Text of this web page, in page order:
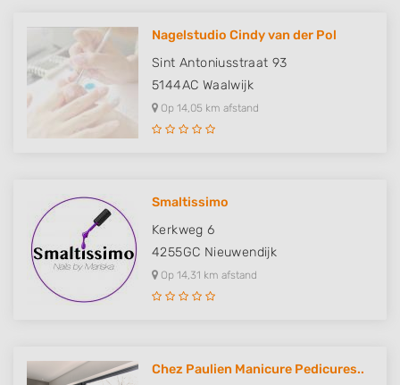
Nagelstudio Cindy van der Pol
Sint Antoniusstraat 93
5144AC Waalwijk
Op 14,05 km afstand
Smaltissimo
Kerkweg 6
4255GC Nieuwendijk
Op 14,31 km afstand
Chez Paulien Manicure Pedicures..
Use profiles to select personalised content
Measure advertising performance
Measure content performance
sources
Develop and improve services
Use limited data to select content
IAB Special Features:
Identify devices based on information
actively requested